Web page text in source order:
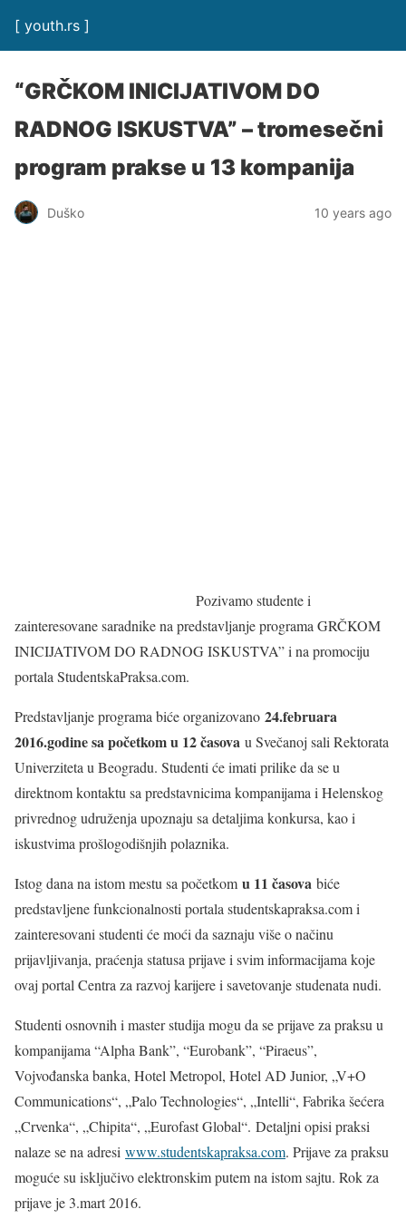
[ youth.rs ]
“GRČKOM INICIJATIVOM DO
RADNOG ISKUSTVA” – tromesečni
program prakse u 13 kompanija
Duško 10 years ago
Pozivamo studente i
zainteresovane saradnike na predstavljanje programa GRČKOM
INICIJATIVOM DO RADNOG ISKUSTVA” i na promociju
portala StudentskaPraksa.com.
Predstavljanje programa biće organizovano 24.februara
2016.godine sa početkom u 12 časova u Svečanoj sali Rektorata
Univerziteta u Beogradu. Studenti će imati prilike da se u
direktnom kontaktu sa predstavnicima kompanijama i Helenskog
privrednog udruženja upoznaju sa detaljima konkursa, kao i
iskustvima prošlogodišnjih polaznika.
Istog dana na istom mestu sa početkom u 11 časova biće
predstavljene funkcionalnosti portala studentskapraksa.com i
zainteresovani studenti će moći da saznaju više o načinu
prijavljivanja, praćenja statusa prijave i svim informacijama koje
ovaj portal Centra za razvoj karijere i savetovanje studenata nudi.
Studenti osnovnih i master studija mogu da se prijave za praksu u
kompanijama “Alpha Bank”, “Eurobank”, “Piraeus”,
Vojvođanska banka, Hotel Metropol, Hotel AD Junior, „V+O
Communications“, „Palo Technologies“, „Intelli“, Fabrika šećera
„Crvenka“, „Chipita“, „Eurofast Global“. Detaljni opisi praksi
nalaze se na adresi www.studentskapraksa.com. Prijave za praksu
moguće su isključivo elektronskim putem na istom sajtu. Rok za
prijave je 3.mart 2016.